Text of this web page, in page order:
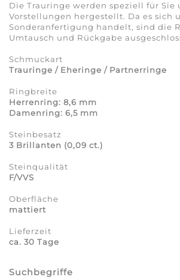
Die Trauringe werden speziell für Sie
Vorstellungen hergestellt. Da es sich
Sonderanfertigung handelt, sind die
Umtausch und Rückgabe
Schmuckart
Trauringe / Eheringe / Partnerringe
Ringbreite
Herrenring: 8,6 mm
Damenring: 6,5 mm
Steinbesatz
3 Brillanten (0,09 ct.)
Steinqualität
F/VVS
Oberfläche
mattiert
Lieferzeit
ca. 30 Tage
Suchbegriffe